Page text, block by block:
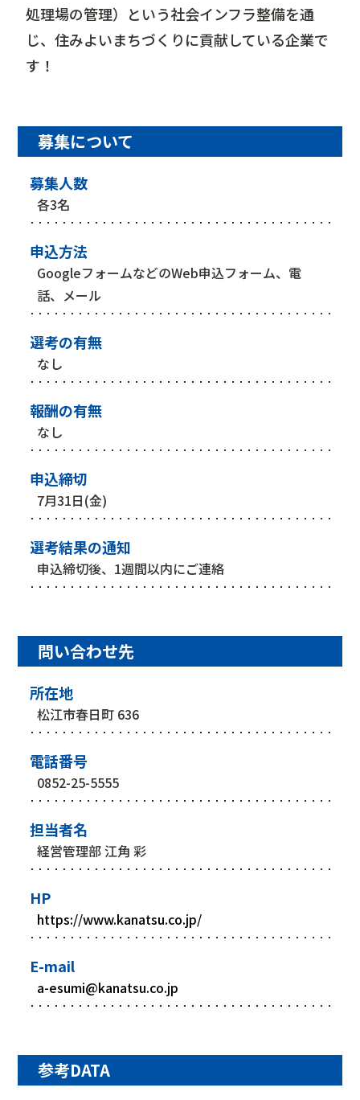
処理場の管理）という社会インフラ整備を通
じ、住みよいまちづくりに貢献している企業で
す！
募集について
募集人数
各3名
申込方法
GoogleフォームなどのWeb申込フォーム、電
話、メール
選考の有無
なし
報酬の有無
なし
申込締切
7月31日(金)
選考結果の通知
申込締切後、1週間以内にご連絡
問い合わせ先
所在地
松江市春日町 636
電話番号
0852-25-5555
担当者名
経営管理部 江角 彩
HP
https://www.kanatsu.co.jp/
E-mail
a-esumi@kanatsu.co.jp
参考DATA